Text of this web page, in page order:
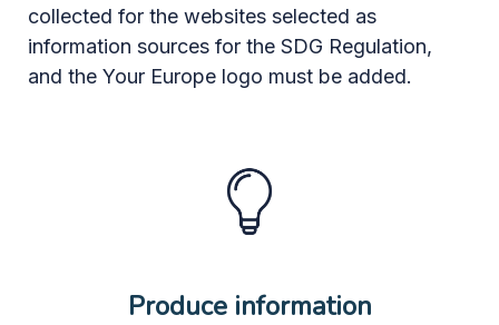
collected for the websites selected as
information sources for the SDG Regulation,
and the Your Europe logo must be added.
Produce information